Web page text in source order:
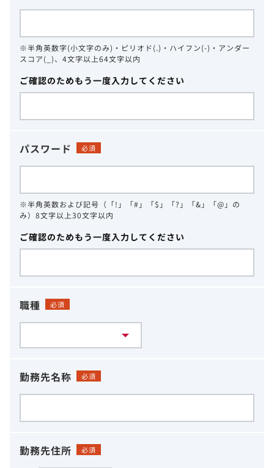
※半角英数字(小文字のみ)・ピリオド(.)・ハイフン(-)・アンダー
スコア(_)、4文字以上64文字以内
ご確認のためもう一度入力してください
パスワード 必須
※半角英数および記号（「!」「#」「$」「?」「&」「@」の
み）8文字以上30文字以内
ご確認のためもう一度入力してください
職種 必須
勤務先名称 必須
勤務先住所 必須